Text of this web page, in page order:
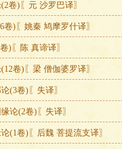
卷)〖元 沙罗巴译〗
卷)〖姚秦 鸠摩罗什译〗
)〖陈 真谛译〗
卷)〖梁 僧伽婆罗译〗
(3卷)〖失译〗
论(2卷)〖失译〗
(1卷)〖后魏 菩提流支译〗